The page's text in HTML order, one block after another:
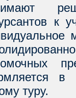
к
в
туру.